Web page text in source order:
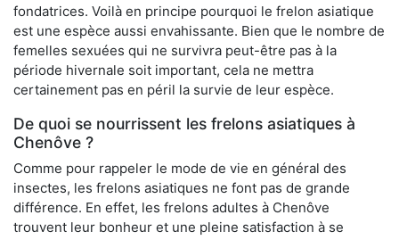
fondatrices. Voilà en principe pourquoi le frelon asiatique
est une espèce aussi envahissante. Bien que le nombre de
femelles sexuées qui ne survivra peut-être pas à la
période hivernale soit important, cela ne mettra
certainement pas en péril la survie de leur espèce.
De quoi se nourrissent les frelons asiatiques à
Chenôve ?
Comme pour rappeler le mode de vie en général des
insectes, les frelons asiatiques ne font pas de grande
différence. En effet, les frelons adultes à Chenôve
trouvent leur bonheur et une pleine satisfaction à se